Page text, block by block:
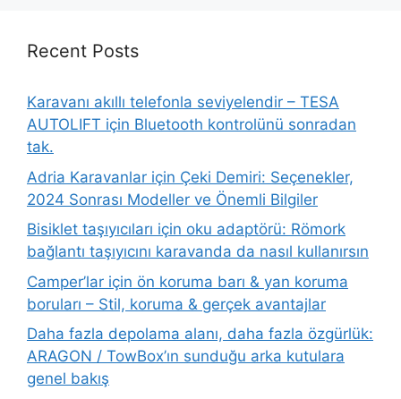
Recent Posts
Karavanı akıllı telefonla seviyelendir – TESA
AUTOLIFT için Bluetooth kontrolünü sonradan
tak.
Adria Karavanlar için Çeki Demiri: Seçenekler,
2024 Sonrası Modeller ve Önemli Bilgiler
Bisiklet taşıyıcıları için oku adaptörü: Römork
bağlantı taşıyıcını karavanda da nasıl kullanırsın
Camper’lar için ön koruma barı & yan koruma
boruları – Stil, koruma & gerçek avantajlar
Daha fazla depolama alanı, daha fazla özgürlük:
ARAGON / TowBox’ın sunduğu arka kutulara
genel bakış